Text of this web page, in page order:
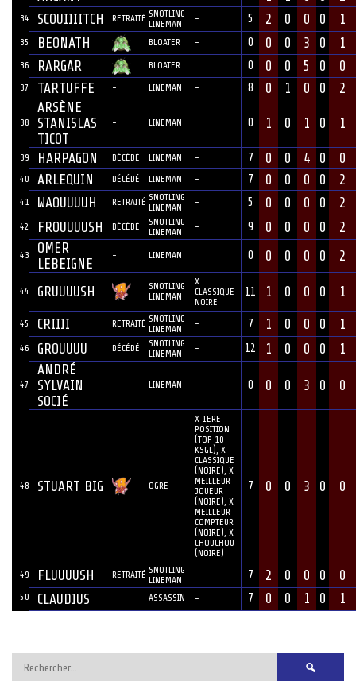
34 SCOUIIIITCH RETRAITÉ SNOTLING
LINEMAN
- 5 2 0 0 0 1
35 BEONATH BLOATER - 0 0 0 3 0 1
36 RARGAR BLOATER 0 0 0 5 0 0
37 TARTUFFE - LINEMAN - 8 0 1 0 0 2
38
ARSÈNE
STANISLAS
TICOT
- LINEMAN 0 1 0 1 0 1
39 HARPAGON DÉCÉDÉ LINEMAN - 7 0 0 4 0 0
40 ARLEQUIN DÉCÉDÉ LINEMAN - 7 0 0 0 0 2
41 WAOUUUUH RETRAITÉ SNOTLING
LINEMAN
- 5 0 0 0 0 2
42 FROUUUUSH DÉCÉDÉ
SNOTLING
LINEMAN
- 9 0 0 0 0 2
43
OMER
LEBEIGNE
- LINEMAN 0 0 0 0 0 2
44 GRUUUUSH
SNOTLING
LINEMAN
X
CLASSIQUE
NOIRE
11 1 0 0 0 1
45 CRIIII RETRAITÉ SNOTLING
LINEMAN
- 7 1 0 0 0 1
46 GROUUUU DÉCÉDÉ
SNOTLING
LINEMAN
- 12 1 0 0 0 1
47
ANDRÉ
SYLVAIN
SOCIÉ
- LINEMAN 0 0 0 3 0 0
48 STUART BIG OGRE
X 1ERE
POSITION
(TOP 10
KSGL), X
CLASSIQUE
(NOIRE), X
MEILLEUR
JOUEUR
(NOIRE), X
MEILLEUR
COMPTEUR
(NOIRE), X
CHOUCHOU
(NOIRE)
7 0 0 3 0 0
49 FLUUUUSH RETRAITÉ SNOTLING
LINEMAN
- 7 2 0 0 0 0
50 CLAUDIUS - ASSASSIN - 7 0 0 1 0 1
Rechercher :